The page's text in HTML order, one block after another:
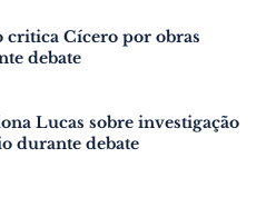
critica Cícero por obras
debate
Lucas sobre investigação
durante debate